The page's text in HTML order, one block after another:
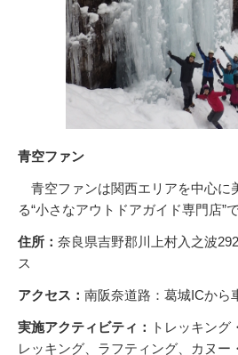
青空ファン
青空ファンは関西エリアを中心に
る“小さなアウトドアガイド専門店”
住所： 奈良県吉野郡川上村入之波
ス
アクセス： 南阪奈道路：葛城ICから
実施アクティビティ：
トレッキング
レッキング、ラフティング、カヌー